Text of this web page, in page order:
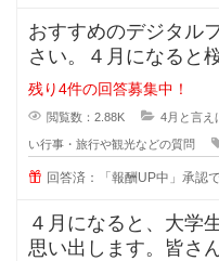
おすすめのデジタル
さい。４月になると
撮る機会が増えますよ
残り4件の回答募集中！
閲覧数：2.88K 4月と言え
い行事・旅行や観光などの質問
回答済：「報酬UP中」承認
４月になると、大学
思い出します。皆さ